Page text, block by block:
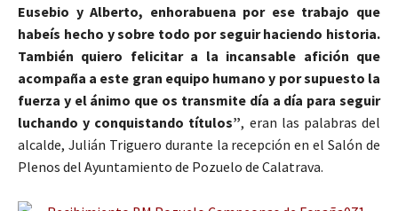
Eusebio y Alberto, enhorabuena por ese trabajo que
habeís hecho y sobre todo por seguir haciendo historia.
También quiero felicitar a la incansable afición que
acompaña a este gran equipo humano y por supuesto la
fuerza y el ánimo que os transmite día a día para seguir
luchando y conquistando títulos”, eran las palabras del
alcalde, Julián Triguero durante la recepción en el Salón de
Plenos del Ayuntamiento de Pozuelo de Calatrava.